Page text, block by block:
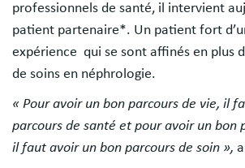
professionnels de santé, il intervient
patient partenaire*. Un patient fort
expérience qui se sont affinés en plus
de soins en néphrologie.
« Pour avoir un bon parcours de vie, il
parcours de santé et pour avoir un bon
il faut avoir un bon parcours de soin »,